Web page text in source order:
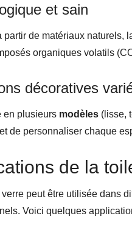
et sain
partir de matériaux naturels,
organiques volatils
décoratives
en plusieurs modèles (lisse,
de personnaliser chaque
de la
verre peut être utilisée dans
Voici quelques